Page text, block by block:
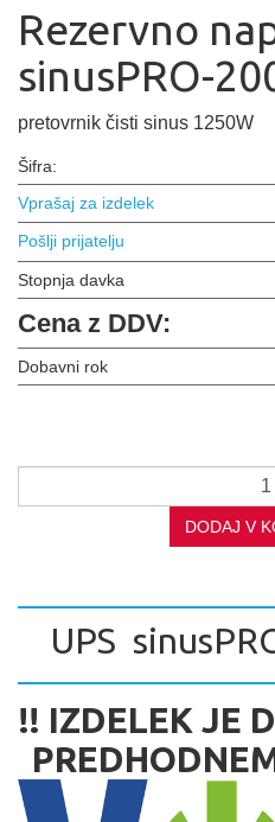
Rezervno
sinusPRO-
pretovrnik čisti sinus 1250W
Šifra:
Vprašaj za izdelek
Pošlji prijatelju
Stopnja davka
Cena z DDV:
Dobavni rok
DODAJ V
UPS
!! IZDELEK JE